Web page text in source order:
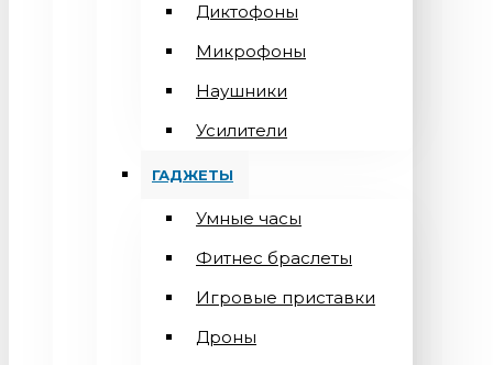
Диктофоны
Микрофоны
Наушники
Усилители
ГАДЖЕТЫ
Умные часы
Фитнес браслеты
Игровые приставки
Дроны